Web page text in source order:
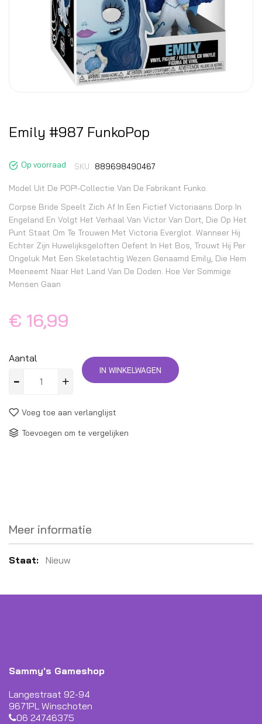
Emily #987 FunkoPop
Op voorraad SKU 889698490467
Model Uit De POP!-Collectie Van De Fabrikant Funko.
Corpse Bride Speelt Zich Af In Een Fictief Victoriaans Dorp In
Engeland En Volgt Het Verhaal Van Victor Van Dort, Die Op Het
Punt Staat Om Te Trouwen Met Victoria Everglot. Wanneer Hij
Echter Zijn Huwelijksgeloften Oefent In Het Bos, Trouwt Hij Per
Ongeluk Met Een Skeletachtig Wezen Genaamd Emily, Die Hem
Meeneemt Naar Het Land Van De Doden. Hoe Ver Sommige
Mensen Gaan
€ 16,99
Aantal
IN WINKELWAGEN
Voeg toe aan verlanglijst
Toevoegen om te vergelijken
Meer informatie
Meer
Nieuw
Sammy's Gameshop
Langestraat 92-94
9671PL Winschoten
06 24746375